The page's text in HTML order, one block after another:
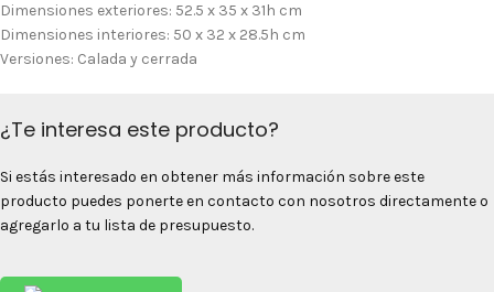
Dimensiones exteriores: 52.5 x 35 x 31h cm
Dimensiones interiores: 50 x 32 x 28.5h cm
Versiones: Calada y cerrada
¿Te interesa este producto?
Si estás interesado en obtener más información sobre este
producto puedes ponerte en contacto con nosotros directamente o
agregarlo a tu lista de presupuesto.